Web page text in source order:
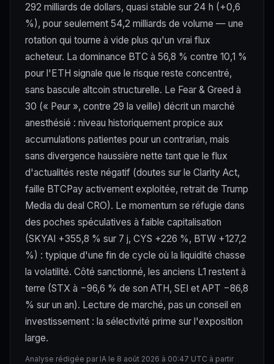
292 milliards de dollars, quasi stable sur 24 h (+0,6
%), pour seulement 54,2 milliards de volume — une
rotation qui tourne à vide plus qu'un vrai flux
acheteur. La dominance BTC à 56,8 % contre 10,1 %
pour l'ETH signale que le risque reste concentré,
sans bascule altcoin structurelle. Le Fear & Greed à
30 (« Peur », contre 29 la veille) décrit un marché
anesthésié : niveau historiquement propice aux
accumulations patientes pour un contrarian, mais
sans divergence haussière nette tant que le flux
d'actualités reste négatif (doutes sur le Clarity Act,
faille BTCPay activement exploitée, retrait de Trump
Media du deal CRO). Le momentum se réfugie dans
des poches spéculatives à faible capitalisation
(SKYAI +355,8 % sur 7 j, CYS +226 %, BTW +127,2
%) : typique d'une fin de cycle où la liquidité chasse
la volatilité. Côté sanctionné, les anciens L1 restent à
terre (STX à −96,6 % de son ATH, SEI et APT −86,8
% sur un an). Lecture de marché, pas un conseil en
investissement : la sélectivité prime sur l'exposition
large.
Analyse rédigée par IA le 8 août 2026 à 00:47 UTC à partir